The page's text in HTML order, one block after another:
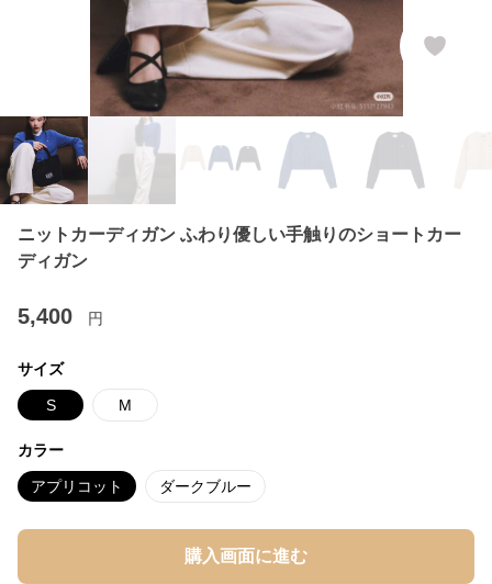
ニットカーディガン ふわり優しい手触りのショートカー
ディガン
5,400 円
サイズ
S M
カラー
アプリコット ダークブルー
購入画面に進む